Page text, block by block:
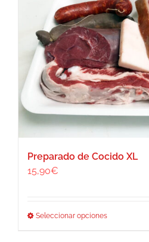
variantes.
Las
opciones
se
pueden
elegir
en
la
página
producto
Preparado de Cocido XL
15,90€
Seleccionar opcionesEste